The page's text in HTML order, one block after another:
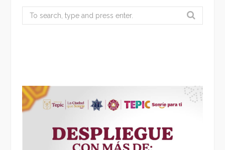
Search
for: